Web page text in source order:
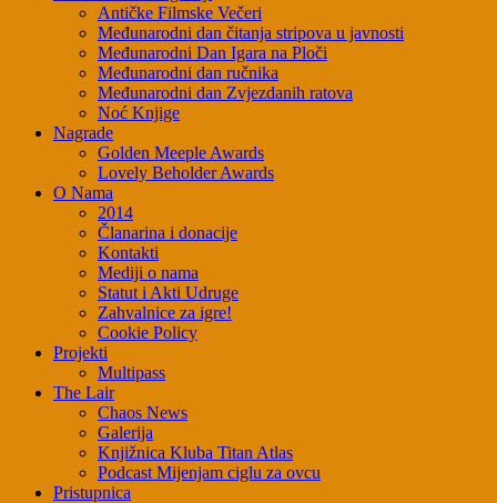
Antičke Filmske Večeri
Međunarodni dan čitanja stripova u javnosti
Međunarodni Dan Igara na Ploči
Međunarodni dan ručnika
Međunarodni dan Zvjezdanih ratova
Noć Knjige
Nagrade
Golden Meeple Awards
Lovely Beholder Awards
O Nama
2014
Članarina i donacije
Kontakti
Mediji o nama
Statut i Akti Udruge
Zahvalnice za igre!
Cookie Policy
Projekti
Multipass
The Lair
Chaos News
Galerija
Knjižnica Kluba Titan Atlas
Podcast Mijenjam ciglu za ovcu
Pristupnica